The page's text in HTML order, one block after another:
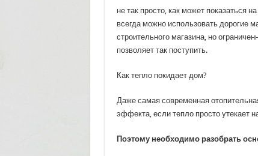
не так просто, как может показаться
всегда можно использовать дорогие
строительного магазина, но
позволяет так поступить.
Как тепло покидает дом?
Даже самая современная
эффекта, если тепло просто утекает
Поэтому необходимо разобрать